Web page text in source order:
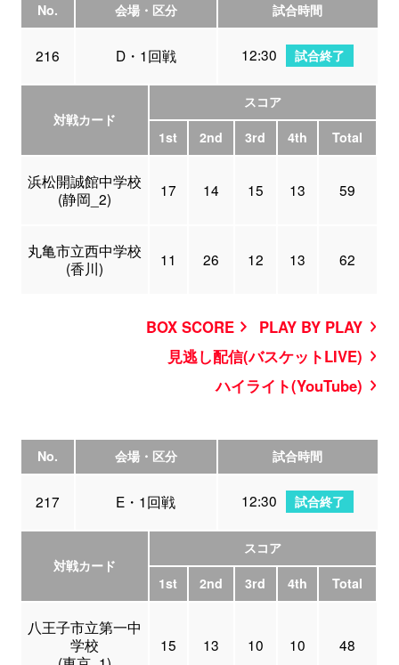
No. 会場・区分 試合時間
216 D・1回戦 12:30 試合終了
対戦カード
スコア
1st
2nd 3rd 4th Total
浜松開誠館中学校
(静岡_2)
17 14 15 13 59
丸亀市立西中学校
(香川)
11 26 12 13 62
BOX SCORE
PLAY BY PLAY
見逃し配信(バスケットLIVE)
ハイライト(YouTube)
No. 会場・区分 試合時間
217 E・1回戦 12:30 試合終了
対戦カード
スコア
1st
2nd 3rd 4th Total
八王子市立第一中
学校
15 13 10 10 48